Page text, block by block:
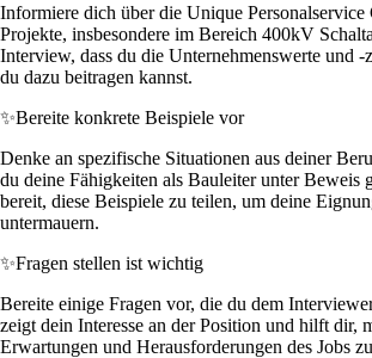
Informiere dich über die Unique Personalservice
Projekte, insbesondere im Bereich 400kV
Interview, dass du die Unternehmenswerte und -
du dazu beitragen kannst.
✨Bereite konkrete Beispiele vor
Denke an spezifische Situationen aus deiner
du deine Fähigkeiten als Bauleiter unter Beweis
bereit, diese Beispiele zu teilen, um deine
untermauern.
✨Fragen stellen ist wichtig
Bereite einige Fragen vor, die du dem
zeigt dein Interesse an der Position und hilft dir,
Erwartungen und Herausforderungen des Jobs